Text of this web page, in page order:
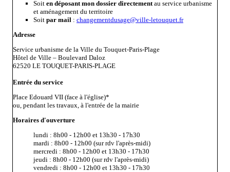
Soit en déposant mon dossier directement au service urbanisme
et aménagement du territoire
Soit par mail : changementdusage@ville-letouquet.fr
Adresse
Service urbanisme de la Ville du Touquet-Paris-Plage
Hôtel de Ville – Boulevard Daloz
62520 LE TOUQUET-PARIS-PLAGE
Entrée du service
Place Edouard VII (face à l'église)*
ou, pendant les travaux, à l'entrée de la mairie
Horaires d'ouverture
lundi : 8h00 - 12h00 et 13h30 - 17h30
mardi : 8h00 - 12h00 (sur rdv l'après-midi)
mercredi : 8h00 - 12h00 et 13h30 - 17h30
jeudi : 8h00 - 12h00 (sur rdv l'après-midi)
vendredi : 8h00 - 12h00 et 13h30 - 17h30